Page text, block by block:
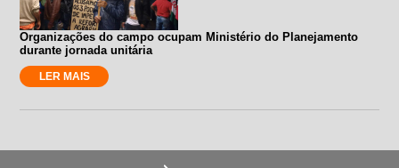
Organizações do campo ocupam Ministério do Planejamento
durante jornada unitária
LER MAIS